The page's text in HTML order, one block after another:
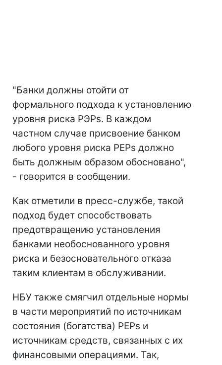
"Банки должны отойти от
формального подхода к установлению
уровня риска РЭРs. В каждом
частном случае присвоение банком
любого уровня риска PEPs должно
быть должным образом обосновано",
- говорится в сообщении.
Как отметили в пресс-службе, такой
подход будет способствовать
предотвращению установления
банками необоснованного уровня
риска и безосновательного отказа
таким клиентам в обслуживании.
НБУ также смягчил отдельные нормы
в части мероприятий по источникам
состояния (богатства) РЕРs и
источникам средств, связанных с их
финансовыми операциями. Так,